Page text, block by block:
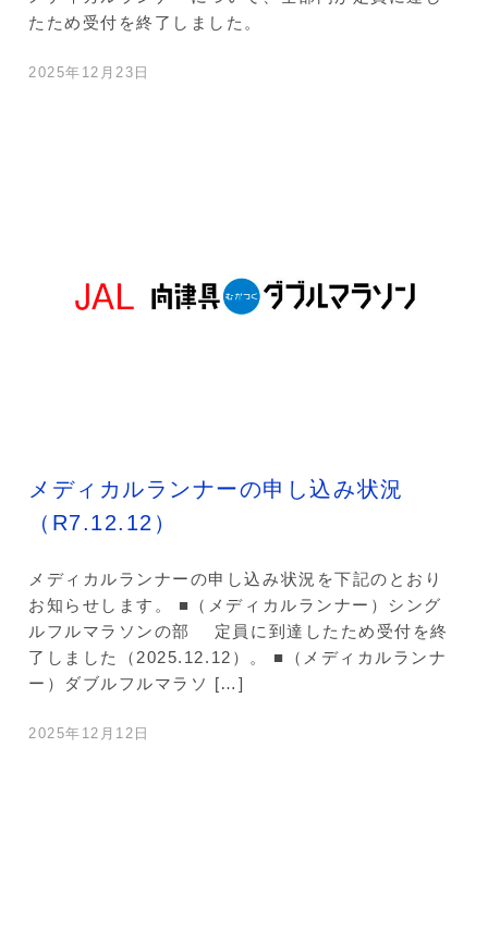
たため受付を終了しました。
2025年12月23日
メディカルランナーの申し込み状況
（R7.12.12）
メディカルランナーの申し込み状況を下記のとおり
お知らせします。 ■（メディカルランナー）シング
ルフルマラソンの部 定員に到達したため受付を終
了しました（2025.12.12）。 ■（メディカルランナ
ー）ダブルフルマラソ […]
2025年12月12日